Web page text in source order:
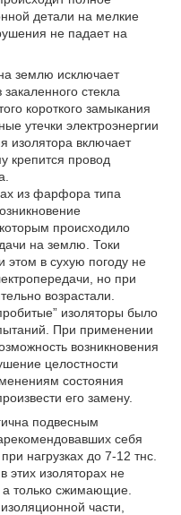
детали на мелкие
не падает на
землю исключает
стекла
короткого замыкания
утечки электроэнергии
изолятора включает
крепится провод
из фарфора типа
происходило
на землю. Токи
этом в сухую погоду не
но при
возрастали.
изоляторы было
При применении
возникновения
целостности
состояния
его замену.
подвесным
себя
нагрузках до 7-12 тнс.
этих изоляторах не
а только сжимающие.
части,